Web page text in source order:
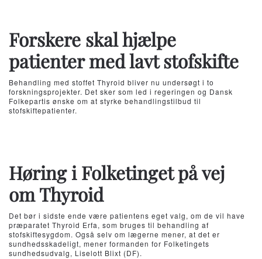
Forskere skal hjælpe
patienter med lavt stofskifte
Behandling med stoffet Thyroid bliver nu undersøgt i to
forskningsprojekter. Det sker som led i regeringen og Dansk
Folkepartis ønske om at styrke behandlingstilbud til
stofskiftepatienter.
Høring i Folketinget på vej
om Thyroid
Det bør i sidste ende være patientens eget valg, om de vil have
præparatet Thyroid Erfa, som bruges til behandling af
stofskiftesygdom. Også selv om lægerne mener, at det er
sundhedsskadeligt, mener formanden for Folketingets
sundhedsudvalg, Liselott Blixt (DF).